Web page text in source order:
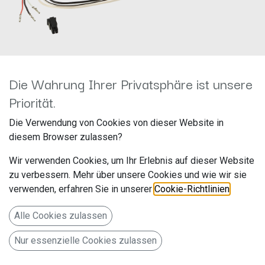
LFB 42a/CX401 Kabel >
Multilead diverse Geräte
42arc100
Artikelnummer: 42arc100
acv GmbH
Straßburger Allee 10-12
Die Wahrung Ihrer Privatsphäre ist unsere
Priorität.
Die Verwendung von Cookies von dieser Website in
diesem Browser zulassen?
Wir verwenden Cookies, um Ihr Erlebnis auf dieser Website
zu verbessern. Mehr über unsere Cookies und wie wir sie
verwenden, erfahren Sie in unserer Cookie-Richtlinien
Alle Cookies zulassen
Nur essenzielle Cookies zulassen